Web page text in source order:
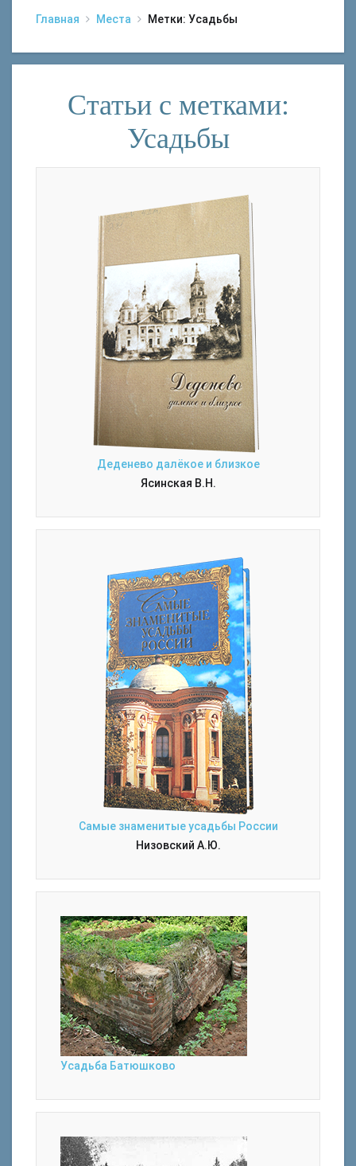
Главная Места Метки: Усадьбы
Статьи с метками:
Усадьбы
Деденево далёкое и близкое
Ясинская В.Н.
Самые знаменитые усадьбы России
Низовский А.Ю.
Усадьба Батюшково